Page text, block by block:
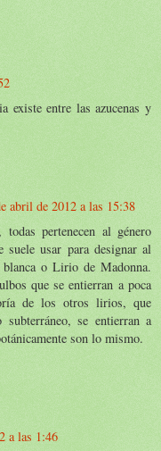
existe entre las azucenas y
abril de 2012 a las 15:38
pertenecen al género
usar para designar al
o Lirio de Madonna.
que se entierran a poca
de los otros lirios, que
se entierran a
son lo mismo.
a las 1:46